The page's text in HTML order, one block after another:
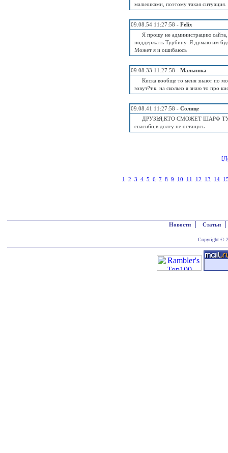
мальчиками, поэтому такая ситуация.
09.08.54 11:27:58 - Felix
Я прошу не администрацию
поддержать Турбину. Я думаю им
Может я и ошибаюсь
09.08.33 11:27:58 - Малышка
Киска вообще то меня знают по
зовут?т.к. на сколько я знаю то про
09.08.41 11:27:58 - Солнце
ДРУЗЬЯ,КТО СМОЖЕТ ШАРФ
спасибо,в долгу не останусь
1 2 3 4 5 6 7 8 9 10 11 12 13 14
Новости| Статьи
Copyright ©